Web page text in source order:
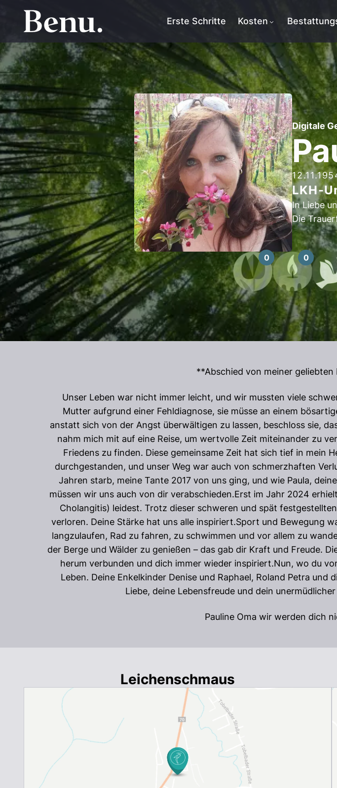
Erste Schritte Kosten
Digitale
LKH-
In Liebe
Die
0 0
**Abschied von meiner
Unser Leben war nicht immer leicht, und wir mussten viele
Mutter aufgrund einer Fehldiagnose, sie müsse an einem
anstatt sich von der Angst überwältigen zu lassen, beschloss sie,
nahm mich mit auf eine Reise, um wertvolle Zeit miteinander zu
Friedens zu finden. Diese gemeinsame Zeit hat sich tief in mein
durchgestanden, und unser Weg war auch von schmerzhaften
Jahren starb, meine Tante 2017 von uns ging, und wie Paula,
müssen wir uns auch von dir verabschieden.Erst im Jahr 2024
Cholangitis) leidest. Trotz dieser schweren und spät
verloren. Deine Stärke hat uns alle inspiriert.Sport und Bewegung
langzulaufen, Rad zu fahren, zu schwimmen und vor allem zu
der Berge und Wälder zu genießen – das gab dir Kraft und Freude.
herum verbunden und dich immer wieder inspiriert.Nun, wo du
Leben. Deine Enkelkinder Denise und Raphael, Roland Petra
Liebe, deine Lebensfreude und dein
Pauline Oma wir werden dich
Leichenschmaus